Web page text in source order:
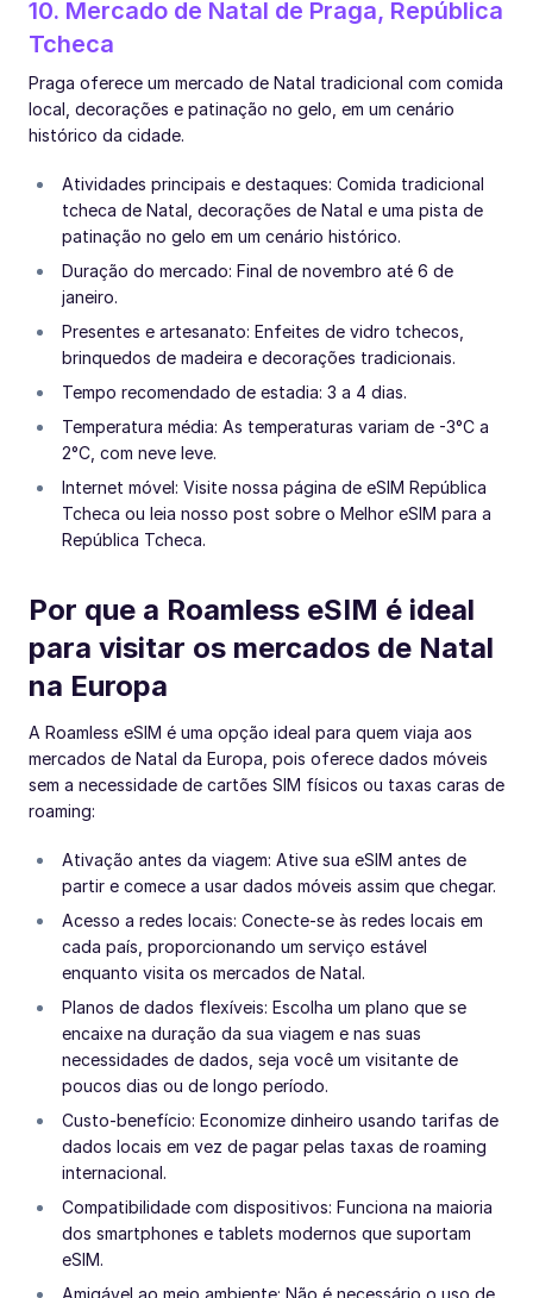
10. Mercado de Natal de Praga, República
Tcheca
Praga oferece um mercado de Natal tradicional com comida
local, decorações e patinação no gelo, em um cenário
histórico da cidade.
Atividades principais e destaques: Comida tradicional
tcheca de Natal, decorações de Natal e uma pista de
patinação no gelo em um cenário histórico.
Duração do mercado: Final de novembro até 6 de
janeiro.
Presentes e artesanato: Enfeites de vidro tchecos,
brinquedos de madeira e decorações tradicionais.
Tempo recomendado de estadia: 3 a 4 dias.
Temperatura média: As temperaturas variam de -3°C a
2°C, com neve leve.
Internet móvel: Visite nossa página de eSIM República
Tcheca ou leia nosso post sobre o Melhor eSIM para a
República Tcheca.
Por que a Roamless eSIM é ideal
para visitar os mercados de Natal
na Europa
A Roamless eSIM é uma opção ideal para quem viaja aos
mercados de Natal da Europa, pois oferece dados móveis
sem a necessidade de cartões SIM físicos ou taxas caras de
roaming:
Ativação antes da viagem: Ative sua eSIM antes de
partir e comece a usar dados móveis assim que chegar.
Acesso a redes locais: Conecte-se às redes locais em
cada país, proporcionando um serviço estável
enquanto visita os mercados de Natal.
Planos de dados flexíveis: Escolha um plano que se
encaixe na duração da sua viagem e nas suas
necessidades de dados, seja você um visitante de
poucos dias ou de longo período.
Custo-benefício: Economize dinheiro usando tarifas de
dados locais em vez de pagar pelas taxas de roaming
internacional.
Compatibilidade com dispositivos: Funciona na maioria
dos smartphones e tablets modernos que suportam
eSIM.
Amigável ao meio ambiente: Não é necessário o uso de